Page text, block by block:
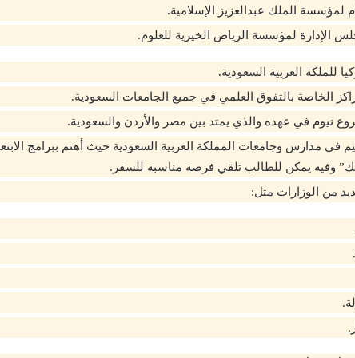
لمؤسسة الملك عبدالعزيز الإسلامية.
الإدارة لمؤسسة الرياض الخيرية للعلوم.
للملكة العربية السعودية.
الخاصة بالتفوق العلمي في جميع الجامعات السعودية.
نيوم في عهده والذي يمتد بين مصر والأردن والسعودية.
في مدارس وجامعات المملكة العربية السعودية حيث أهتم ببرامج
وفيه يمكن للطالب تلقي فرصة مناسبة للسفر.
من الوزارات مثل: